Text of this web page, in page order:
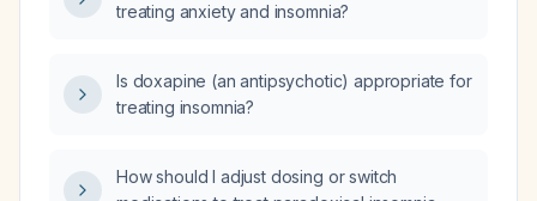
treating anxiety and insomnia?
Is doxapine (an antipsychotic) appropriate for
treating insomnia?
How should I adjust dosing or switch